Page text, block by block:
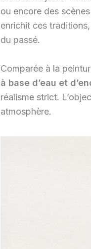
ou encore des
enrichit ces
du passé.
Comparée à la
à base d’eau et
réalisme strict.
atmosphère.